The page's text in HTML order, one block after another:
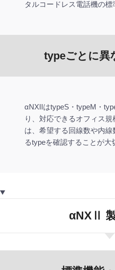
タルコードレス電話機の標
typeごとに異
αNXIIはtypeS・typeM・
り、対応できるオフィス
は、希望する回線数や内
るtypeを確認することが大
αNXⅡ